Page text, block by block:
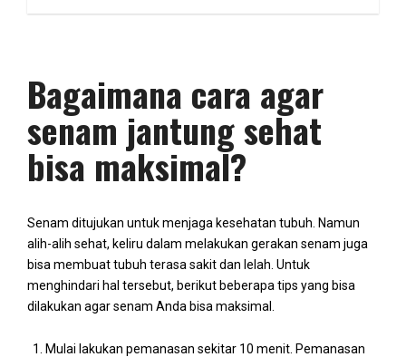
Bagaimana cara agar
senam jantung sehat
bisa maksimal?
Senam ditujukan untuk menjaga kesehatan tubuh. Namun
alih-alih sehat, keliru dalam melakukan gerakan senam juga
bisa membuat tubuh terasa sakit dan lelah. Untuk
menghindari hal tersebut, berikut beberapa tips yang bisa
dilakukan agar senam Anda bisa maksimal.
Mulai lakukan pemanasan sekitar 10 menit. Pemanasan